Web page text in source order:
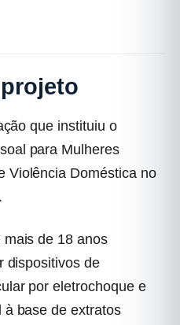
que instituiu o
para Mulheres
Violência Doméstica no
de 18 anos
dispositivos de
por eletrochoque e
base de extratos